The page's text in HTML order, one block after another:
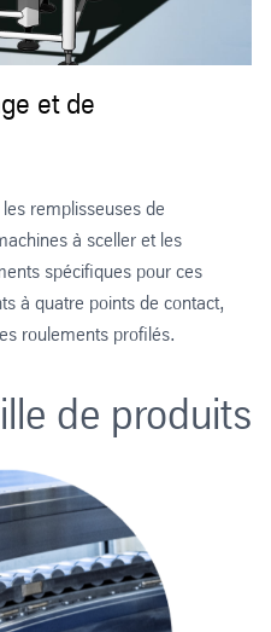
et de
remplisseuses de
à sceller et les
spécifiques pour ces
à quatre points de contact,
roulements profilés.
de produits